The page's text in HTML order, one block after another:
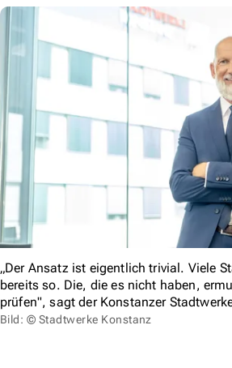
„Der Ansatz ist eigentlich trivial. Viele
bereits so. Die, die es nicht haben,
prüfen", sagt der Konstanzer
Bild: © Stadtwerke Konstanz